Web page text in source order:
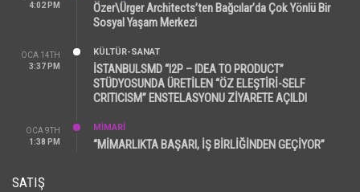
4:02 PM
Özer\Ürger Architects’ten Bağcılar’da Çok Yönlü Bir
Sosyal Yaşam Merkezi
OCA 14TH
3:37 PM
KÜLTÜR-SANAT
İSTANBULSMD “I2P – IDEA TO PRODUCT”
STÜDYOSUNDA ÜRETİLEN “ÖZ ELEŞTİRİ-SELF
CRITICISM” ENSTELASYONU ZİYARETE AÇILDI
OCA 9TH
1:38 PM
MİMARİ
“MİMARLIKTA BAŞARI, İŞ BİRLİĞİNDEN GEÇİYOR”
SATIŞ